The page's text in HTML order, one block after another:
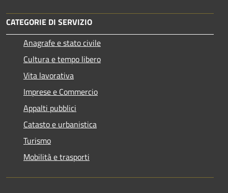
CATEGORIE DI SERVIZIO
Anagrafe e stato civile
Cultura e tempo libero
Vita lavorativa
Imprese e Commercio
Appalti pubblici
Catasto e urbanistica
Turismo
Mobilità e trasporti